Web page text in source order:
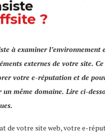
à examiner l’environnement
externes de votre site.
votre e-réputation et de
un même domaine. Lire ci-
de votre site web, votre e-